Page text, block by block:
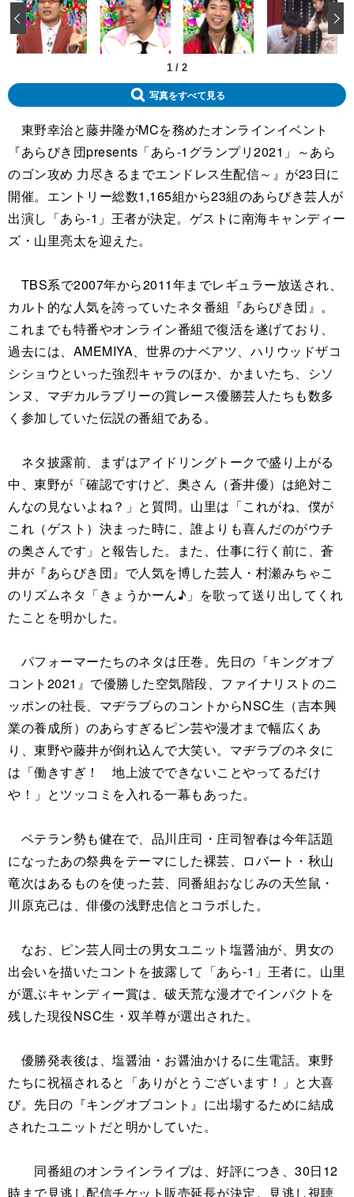
1 / 2
‹
写真をすべて見る
東野幸治と藤井隆がMCを務めたオンラインイベント
『あらびき団presents「あら-1グランプリ2021」～あら
のゴン攻め 力尽きるまでエンドレス生配信～』が23日に
開催。エントリー総数1,165組から23組のあらびき芸人が
出演し「あら-1」王者が決定。ゲストに南海キャンディー
ズ・山里亮太を迎えた。
TBS系で2007年から2011年までレギュラー放送され、
カルト的な人気を誇っていたネタ番組『あらびき団』。
これまでも特番やオンライン番組で復活を遂げており、
過去には、AMEMIYA、世界のナベアツ、ハリウッドザコ
シショウといった強烈キャラのほか、かまいたち、シソ
ンヌ、マヂカルラブリーの賞レース優勝芸人たちも数多
く参加していた伝説の番組である。
ネタ披露前、まずはアイドリングトークで盛り上がる
中、東野が「確認ですけど、奥さん（蒼井優）は絶対こ
んなの見ないよね？」と質問。山里は「これがね、僕が
これ（ゲスト）決まった時に、誰よりも喜んだのがウチ
の奥さんです」と報告した。また、仕事に行く前に、蒼
井が『あらびき団』で人気を博した芸人・村瀬みちゃこ
のリズムネタ「きょうかーん♪」を歌って送り出してくれ
たことを明かした。
パフォーマーたちのネタは圧巻。先日の『キングオブ
コント2021』で優勝した空気階段、ファイナリストのニ
ッポンの社長、マヂラブらのコントからNSC生（吉本興
業の養成所）のあらすぎるピン芸や漫才まで幅広くあ
り、東野や藤井が倒れ込んで大笑い。マヂラブのネタに
は「働きすぎ！ 地上波でできないことやってるだけ
や！」とツッコミを入れる一幕もあった。
ベテラン勢も健在で、品川庄司・庄司智春は今年話題
になったあの祭典をテーマにした裸芸、ロバート・秋山
竜次はあるものを使った芸、同番組おなじみの天竺鼠・
川原克己は、俳優の浅野忠信とコラボした。
なお、ピン芸人同士の男女ユニット塩醤油が、男女の
出会いを描いたコントを披露して「あら-1」王者に。山里
が選ぶキャンディー賞は、破天荒な漫才でインパクトを
残した現役NSC生・双羊尊が選出された。
優勝発表後は、塩醤油・お醤油かけるに生電話。東野
たちに祝福されると「ありがとうございます！」と大喜
び。先日の『キングオブコント』に出場するために結成
されたユニットだと明かしていた。
同番組のオンラインライブは、好評につき、30日12
時まで見逃し配信チケット販売延長が決定。見逃し視聴